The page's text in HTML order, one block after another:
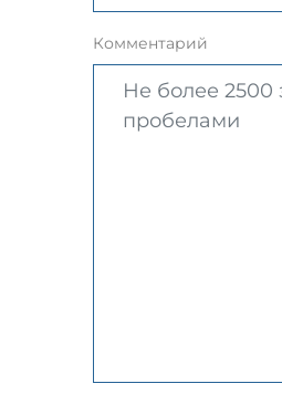
Комментарий